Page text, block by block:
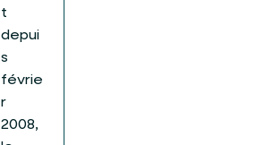
t
depui
s
févrie
r
2008,